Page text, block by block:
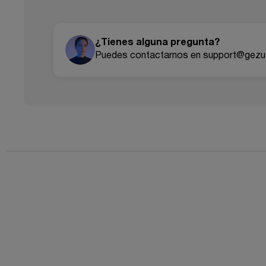
¿Tienes alguna pregunta?
Puedes contactarnos en